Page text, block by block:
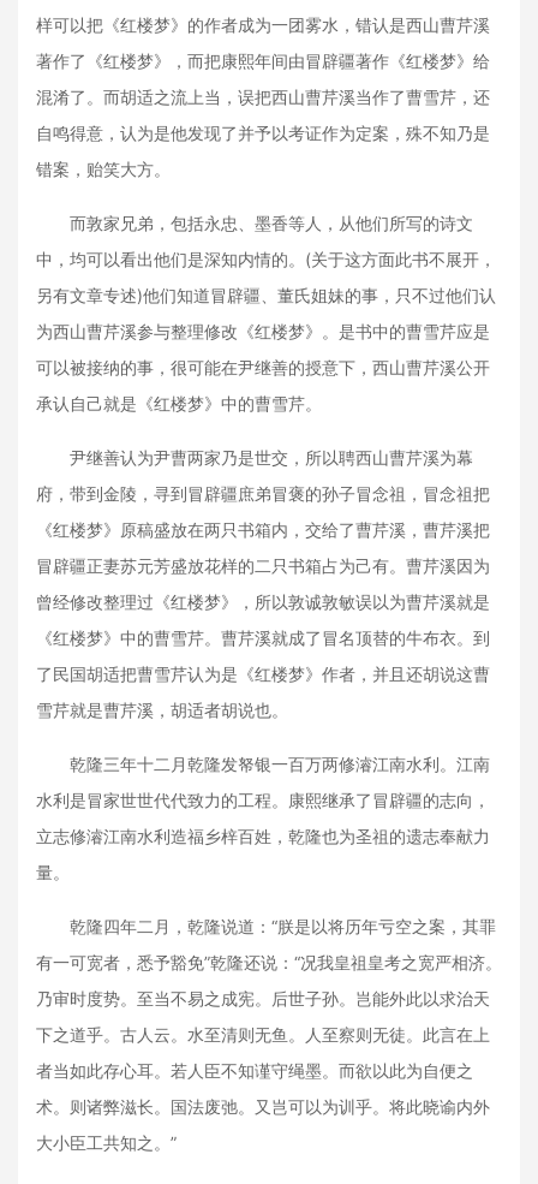
样可以把《红楼梦》的作者成为一团雾水，错认是西山曹芹溪
著作了《红楼梦》，而把康熙年间由冒辟疆著作《红楼梦》给
混淆了。而胡适之流上当，误把西山曹芹溪当作了曹雪芹，还
自鸣得意，认为是他发现了并予以考证作为定案，殊不知乃是
错案，贻笑大方。
而敦家兄弟，包括永忠、墨香等人，从他们所写的诗文
中，均可以看出他们是深知内情的。(关于这方面此书不展开，
另有文章专述)他们知道冒辟疆、董氏姐妹的事，只不过他们认
为西山曹芹溪参与整理修改《红楼梦》。是书中的曹雪芹应是
可以被接纳的事，很可能在尹继善的授意下，西山曹芹溪公开
承认自己就是《红楼梦》中的曹雪芹。
尹继善认为尹曹两家乃是世交，所以聘西山曹芹溪为幕
府，带到金陵，寻到冒辟疆庶弟冒褒的孙子冒念祖，冒念祖把
《红楼梦》原稿盛放在两只书箱内，交给了曹芹溪，曹芹溪把
冒辟疆正妻苏元芳盛放花样的二只书箱占为己有。曹芹溪因为
曾经修改整理过《红楼梦》，所以敦诚敦敏误以为曹芹溪就是
《红楼梦》中的曹雪芹。曹芹溪就成了冒名顶替的牛布衣。到
了民国胡适把曹雪芹认为是《红楼梦》作者，并且还胡说这曹
雪芹就是曹芹溪，胡适者胡说也。
乾隆三年十二月乾隆发帑银一百万两修濬江南水利。江南
水利是冒家世世代代致力的工程。康熙继承了冒辟疆的志向，
立志修濬江南水利造福乡梓百姓，乾隆也为圣祖的遗志奉献力
量。
乾隆四年二月，乾隆说道：“朕是以将历年亏空之案，其罪
有一可宽者，悉予豁免”乾隆还说：“况我皇祖皇考之宽严相济。
乃审时度势。至当不易之成宪。后世子孙。岂能外此以求治天
下之道乎。古人云。水至清则无鱼。人至察则无徒。此言在上
者当如此存心耳。若人臣不知谨守绳墨。而欲以此为自便之
术。则诸弊滋长。国法废弛。又岂可以为训乎。将此晓谕内外
大小臣工共知之。”